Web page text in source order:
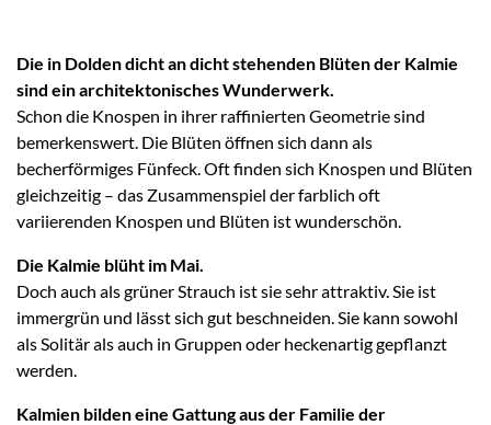
Die in Dolden dicht an dicht stehenden Blüten der Kalmie
sind ein architektonisches Wunderwerk.
Schon die Knospen in ihrer raffinierten Geometrie sind
bemerkenswert. Die Blüten öffnen sich dann als
becherförmiges Fünfeck. Oft finden sich Knospen und Blüten
gleichzeitig – das Zusammenspiel der farblich oft
variierenden Knospen und Blüten ist wunderschön.
Die Kalmie blüht im Mai.
Doch auch als grüner Strauch ist sie sehr attraktiv. Sie ist
immergrün und lässt sich gut beschneiden. Sie kann sowohl
als Solitär als auch in Gruppen oder heckenartig gepflanzt
werden.
Kalmien bilden eine Gattung aus der Familie der